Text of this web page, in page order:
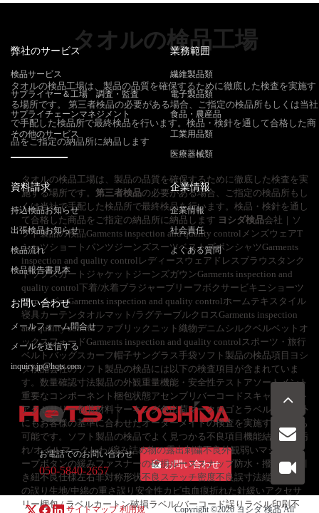
タオルの検品工場
タオルの検品工場は、製品の品質を確保するために徹底した検査を実施す
る場所です。 第三者検品の必要がある場合、ご指定の検品所もしくは当社
で手配した検品所で最終検品を行います。検品・検針を通して合格した商
品をご指定の納品所に納品します
タオルの検品工場は、製品の品質を確保するために徹底した検査を実
施する場所です。 第三者検品の必要がある場合、ご指定の検品所もし
くは当社で手配した検品所で最終検品を行います。検品・検針を通し
て合格した商品をご指定の納品所に納品します ヨシダ検品会社｜ソ
フト製品の検品Garments inspection and quality controlメンズウェアT
シャツショートパンツジーンズスーツベストズボンシャツGarments
inspection and quality controlレディースウェアドレスブラウスタンク
トップスカートジャケットジーンズガウンGarments inspection and
quality control下着/水着ブラジャーブリーフボクサービキニショーツ
シェイパーGarments inspection and quality controlホームテキスタイル
寝具カーテンタオルマット/ラグテーブルクロスGarments inspection
and quality controlファブリックニット織物デニムシルクベルベットオ
ックスフォードGarments inspection and quality controlスポーツ・旅行
ベルトバッグスカーフ帽子サングラス手袋ソフト製品の検品項目ヨシ
ダ検品会社のソフト製品の検品には以下の検査項目が含まれていま
す。数量確認寸法製品の外観重量機能・安全性テストアソートメント
重要なコンポーネント梱包状態アセンブリバーコードスキャンテスト
アクセサリー包装材料マーキング色出荷マークロゴとラベル上記以外
にもお客様の基準に合わせたオーダーメイドの検査を実施することも
可能です。ソフト製品の検品でよく見つかる不良項目機能結び針穴汚
れ/オイルマークしわ/縮み詰め物の露出刺繍不良外観弱いマジックテ
ープボタンの緩みファスナーの破損ルーススナップ防水・撥水不良引
き紐不良仕様左右非対称形状不良ステッチ密度不良誤寸法縦糸/横糸
の誤り生地/中綿の重さ誤り安全性カビ虫血痕折れた針緩いアクセサ
リー梱包 / ラベルカートン破損ラベル/バーコード誤りラベル印刷不
弊社のサービス
検品サービス
サプライヤー＆工場 調査・監査
サプライチェーンマネジメント
その他のサービス
業務範囲
繊維製品類
電子製品類
食品・農産品
工業用品類
医療器械類
資料請求
持込検品お知らせ
出張検品お知らせ
検品流れ
検品報告書見本
企業情報
企業情報
社会責任
よくある質問
お問い合わせ
メールフォーム問合せ
メールを送信する
inquiry.jp@hqts.com
お電話でのお問い合わせ
050-5840-2657
お問い合わせ
サイトマップ 利用規 Copyright ©2026 ヨシダ 検品All